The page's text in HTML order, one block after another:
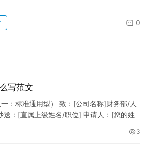
0
写范文
：标准通用型） 致：[公司名称]财务部/人
送：[直属上级姓名/职位] 申请人：[您的姓
3